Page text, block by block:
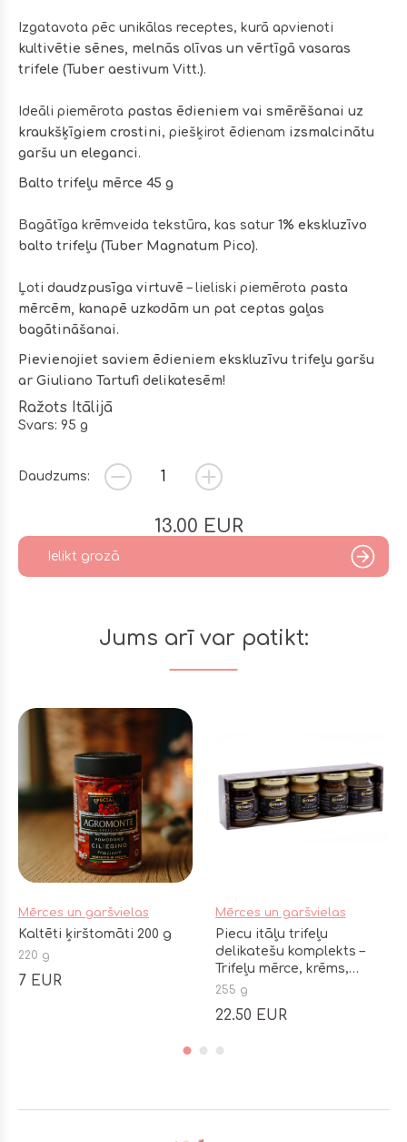
Izgatavota pēc unikālas receptes, kurā apvienoti
kultivētie sēnes, melnās olīvas un vērtīgā vasaras
trifele (Tuber aestivum Vitt.).
Ideāli piemērota pastas ēdieniem vai smērēšanai uz
kraukšķīgiem crostini , piešķirot ēdienam izsmalcinātu
garšu un eleganci .
Balto trifeļu mērce 45 g
Bagātīga krēmveida tekstūra, kas satur 1% ekskluzīvo
balto trifeļu (Tuber Magnatum Pico).
Ļoti daudzpusīga virtuvē – lieliski piemērota pasta
mērcēm, kanapē uzkodām un pat ceptas gaļas
bagātināšanai .
Pievienojiet saviem ēdieniem ekskluzīvu trifeļu garšu
ar Giuliano Tartufi delikatesēm!
Ražots Itālijā
Svars: 95 g
Daudzums:
13.00 EUR
Ielikt grozā
Jums arī var patikt:
Mērces un garšvielas
Kaltēti ķirštomāti 200 g
220 g
7 EUR
Mērces un garšvielas
Piecu itāļu trifeļu
delikatešu komplekts –
Trifeļu mērce, krēms,
īpašais sāls un medus
255 g
22.50 EUR
Footer